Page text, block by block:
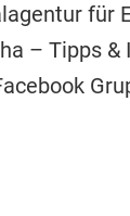
für
– Tipps &